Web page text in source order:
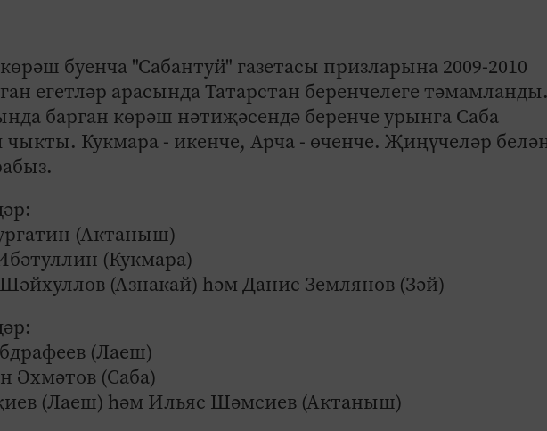
буенча "Сабантуй" газетасы призларына 2009-2010
егетләр арасында Татарстан беренчелеге
барган көрәш нәтиҗәсендә беренче урынга Саба
чыкты. Кукмара - икенче, Арча - өченче. Җиңүчеләр
(Актаныш)
(Кукмара)
(Азнакай) һәм Данис Землянов (Зәй)
(Лаеш)
Әхмәтов (Саба)
(Лаеш) һәм Ильяс Шәмсиев (Актаныш)